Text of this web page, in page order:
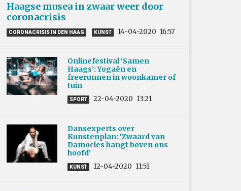
Haagse musea in zwaar weer door
coronacrisis
CORONACRISIS IN DEN HAAG KUNST 14-04-2020 16:57
Onlinefestival ‘Samen
Haags’: Yogaën en
freerunnen in woonkamer of
tuin
SPORT 22-04-2020 13:21
Dansexperts over
Kunstenplan: ‘Zwaard van
Damocles hangt boven ons
hoofd’
KUNST 12-04-2020 11:51